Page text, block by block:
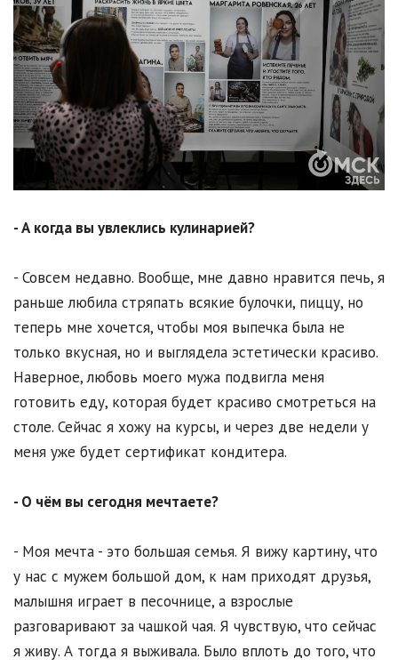
- А когда вы увлеклись кулинарией?
- Совсем недавно. Вообще, мне давно нравится печь, я
раньше любила стряпать всякие булочки, пиццу, но
теперь мне хочется, чтобы моя выпечка была не
только вкусная, но и выглядела эстетически красиво.
Наверное, любовь моего мужа подвигла меня
готовить еду, которая будет красиво смотреться на
столе. Сейчас я хожу на курсы, и через две недели у
меня уже будет сертификат кондитера.
- О чём вы сегодня мечтаете?
- Моя мечта - это большая семья. Я вижу картину, что
у нас с мужем большой дом, к нам приходят друзья,
малышня играет в песочнице, а взрослые
разговаривают за чашкой чая. Я чувствую, что сейчас
я живу. А тогда я выживала. Было вплоть до того, что